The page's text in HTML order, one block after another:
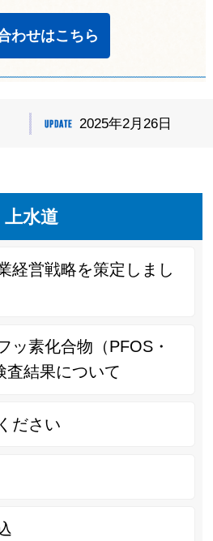
わせはこちら
2025年2月26日
上水道
経営戦略を策定しまし
ッ素化合物（PFOS・
査結果について
ださい